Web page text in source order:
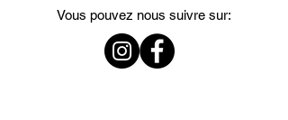
Vous pouvez nous suivre sur: